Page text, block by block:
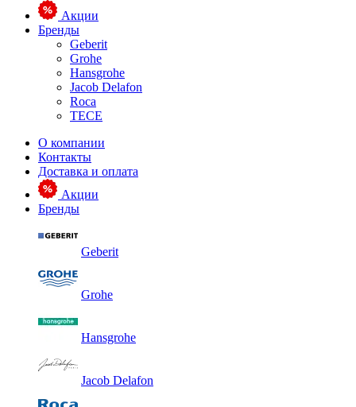
Акции
Бренды
Geberit
Grohe
Hansgrohe
Jacob Delafon
Roca
TECE
О компании
Контакты
Доставка и оплата
Акции
Бренды
Geberit
Grohe
Hansgrohe
Jacob Delafon